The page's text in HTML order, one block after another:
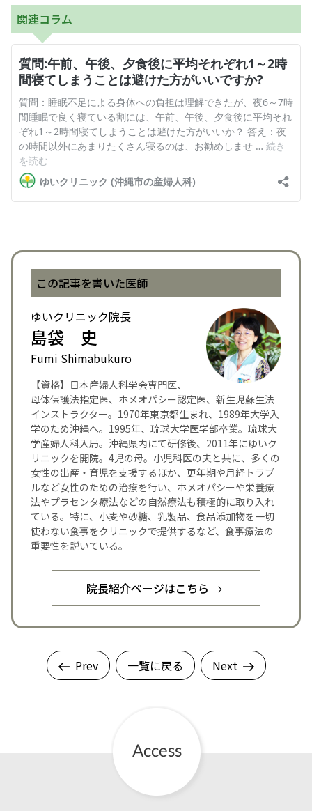
関連コラム
この記事を書いた医師
ゆいクリニック院長
島袋 史
Fumi Shimabukuro
【資格】日本産婦人科学会専門医、
母体保護法指定医、ホメオパシー認定医、新生児蘇生法
インストラクター。1970年東京都生まれ、1989年大学入
学のため沖縄へ。1995年、琉球大学医学部卒業。琉球大
学産婦人科入局。沖縄県内にて研修後、2011年にゆいク
リニックを開院。4児の母。小児科医の夫と共に、多くの
女性の出産・育児を支援するほか、更年期や月経トラブ
ルなど女性のための治療を行い、ホメオパシーや栄養療
法やプラセンタ療法などの自然療法も積極的に取り入れ
ている。特に、小麦や砂糖、乳製品、食品添加物を一切
使わない食事をクリニックで提供するなど、食事療法の
重要性を説いている。
院長紹介ページはこちら
Prev 一覧に戻る Next